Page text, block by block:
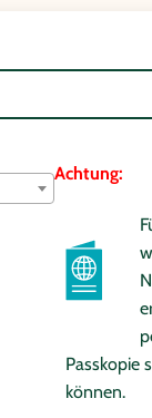
Achtung:
Passkopie
können.